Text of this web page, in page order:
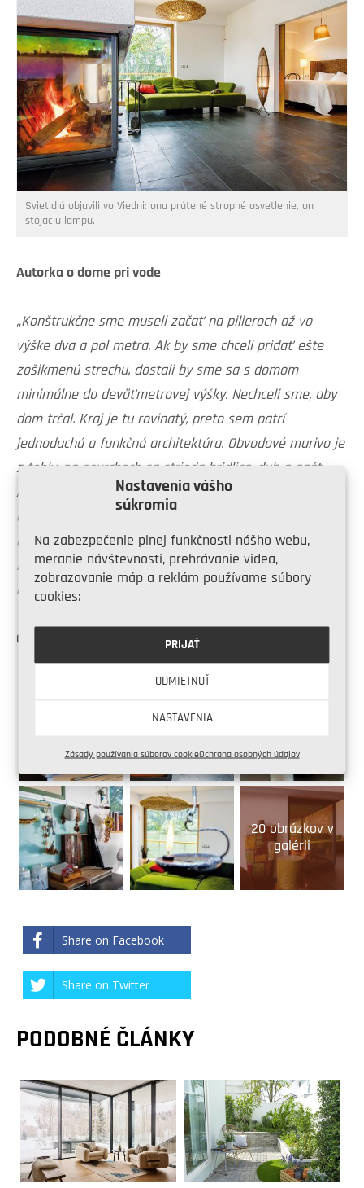
Nastavenia vášho
súkromia
Na zabezpečenie plnej funkčnosti nášho webu,
meranie návštevnosti, prehrávanie videa,
zobrazovanie máp a reklám používame súbory
cookies:
PRIJAŤ
ODMIETNUŤ
NASTAVENIA
Zásady používania súborov cookieOchrana osobných údajov
Svietidlá objavili vo Viedni: ona prútené stropné osvetlenie, on
stojaciu lampu.
Autorka o dome pri vode
„Konštrukčne sme museli začať na pilieroch až vo
výške dva a pol metra. Ak by sme chceli pridať ešte
zošikmenú strechu, dostali by sme sa s domom
minimálne do deväťmetrovej výšky. Nechceli sme, aby
dom trčal. Kraj je tu rovinatý, preto sem patrí
jednoduchá a funkčná architektúra. Obvodové murivo je
z tehly, na povrchoch sa strieda bridlica, dub a agát.
Agátové drevo, ktoré sa použilo na vonkajších
obkladoch, je v našich podmienkach prirodzené. Rastie
u nás. Navyše, dobre sa znáša s vlhkom a vodou.
Nechceli sme vnášať do nášho prostredia cudzokrajné
dreviny.“
Celá galéria:
20 obrázkov v
galérii
Share on Facebook
Share on Twitter
PODOBNÉ ČLÁNKY